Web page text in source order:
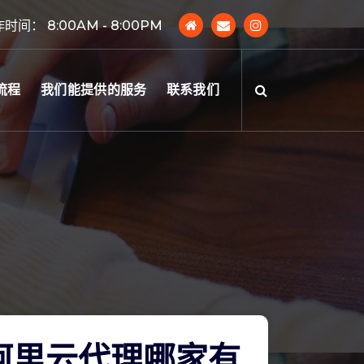
时间： 8:00AM - 8:00PM
程 我们能提供的服务 联系我们